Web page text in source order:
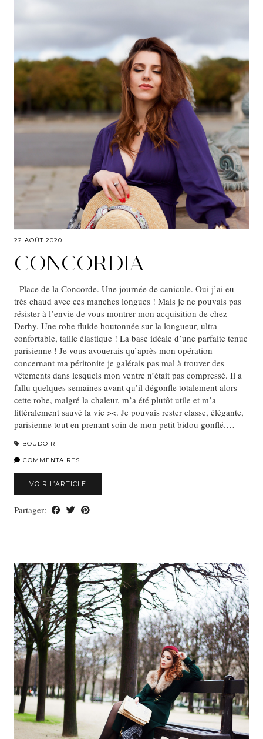
22 AOÛT 2020
CONCORDIA
Place de la Concorde. Une journée de canicule. Oui j’ai eu
très chaud avec ces manches longues ! Mais je ne pouvais pas
résister à l’envie de vous montrer mon acquisition de chez
Derhy. Une robe fluide boutonnée sur la longueur, ultra
confortable, taille élastique ! La base idéale d’une parfaite tenue
parisienne ! Je vous avouerais qu’après mon opération
concernant ma péritonite je galérais pas mal à trouver des
vêtements dans lesquels mon ventre n’était pas compressé. Il a
fallu quelques semaines avant qu’il dégonfle totalement alors
cette robe, malgré la chaleur, m’a été plutôt utile et m’a
littéralement sauvé la vie ><. Je pouvais rester classe, élégante,
parisienne tout en prenant soin de mon petit bidou gonflé.…
BOUDOIR
COMMENTAIRES
VOIR L’ARTICLE
Partager: